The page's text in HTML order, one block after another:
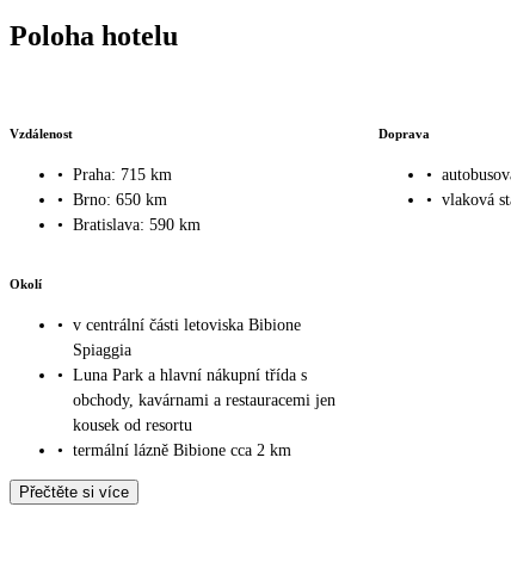
Poloha hotelu
Vzdálenost
• Praha: 715 km
• Brno: 650 km
• Bratislava: 590 km
Doprava
•
• vlaková
Okolí
• v centrální části letoviska Bibione
Spiaggia
• Luna Park a hlavní nákupní třída s
obchody, kavárnami a restauracemi jen
kousek od resortu
• termální lázně Bibione cca 2 km
Přečtěte si více